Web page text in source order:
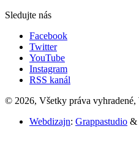
Sledujte nás
Facebook
Twitter
YouTube
Instagram
RSS kanál
© 2026, Všetky práva
Webdizajn: Grappastudio &